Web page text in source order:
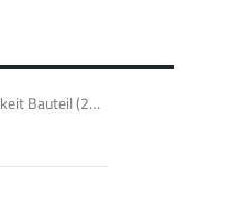
Strombelastbarkeit Bauteil (20°C) ~
Hohe